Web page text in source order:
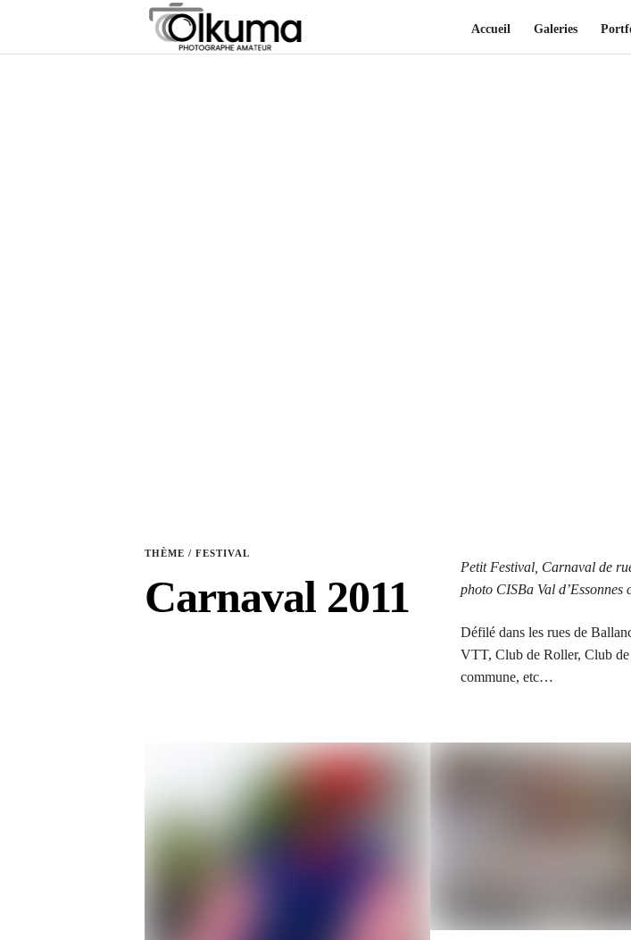
Accueil Galeries
THÈME / FESTIVAL
Carnaval 2011
Petit Festival, Carnaval de
photo CISBa Val
Défilé dans les rues de
VTT, Club de Roller, Club de
commune, etc…